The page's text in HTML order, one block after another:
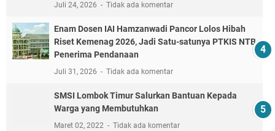
Juli 24, 2026 Tidak ada komentar
Enam Dosen IAI Hamzanwadi Pancor Lolos Hibah
Riset Kemenag 2026, Jadi Satu-satunya PTKIS NTB
Penerima Pendanaan
Juli 31, 2026 Tidak ada komentar
SMSI Lombok Timur Salurkan Bantuan Kepada
Warga yang Membutuhkan
Maret 02, 2022 Tidak ada komentar